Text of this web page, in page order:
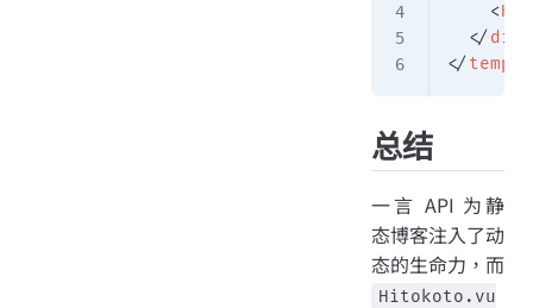
    <
  </
div
</
总结
一言 API 为静
态博客注入了动
态的生命力，而
Hitokoto.vu